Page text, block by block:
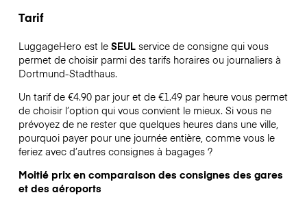
Tarif
LuggageHero est le SEULservice de consigne qui vous
permet de choisir parmi des tarifs horaires ou journaliers à
Dortmund-Stadthaus.
Un tarif de €4.90 par jour et de €1.49 par heure vous permet
de choisir l’option qui vous convient le mieux. Si vous ne
prévoyez de ne rester que quelques heures dans une ville,
pourquoi payer pour une journée entière, comme vous le
feriez avec d’autres consignes à bagages ?
Moitié prix en comparaison des consignes des gares
et des aéroports